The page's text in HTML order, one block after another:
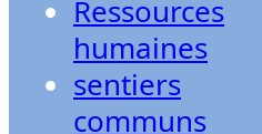
Ressources
humaines
sentiers
communs